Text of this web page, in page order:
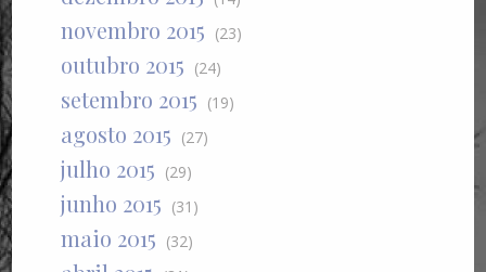
novembro 2015 (23)
outubro 2015 (24)
setembro 2015 (19)
agosto 2015 (27)
julho 2015 (29)
junho 2015 (31)
maio 2015 (32)